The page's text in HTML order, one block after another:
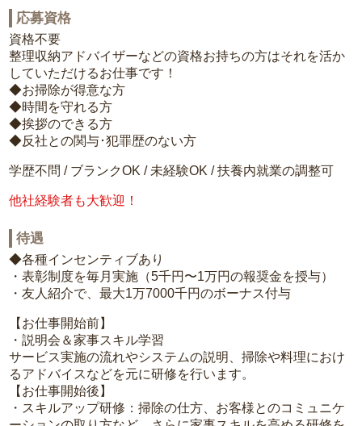
応募資格
資格不要
整理収納アドバイザーなどの資格お持ちの方はそれを活か
していただけるお仕事です！
◆お掃除が得意な方
◆時間を守れる方
◆挨拶のできる方
◆反社との関与･犯罪歴のない方
学歴不問 / ブランクOK / 未経験OK / 扶養内就業の調整可
他社経験者も大歓迎！
待遇
◆各種インセンティブあり
・表彰制度を毎月実施（5千円〜1万円の報奨金を授与）
・友人紹介で、最大1万7000千円のボーナス付与
【お仕事開始前】
・説明会＆家事スキル学習
サービス実施の流れやシステムの説明、掃除や料理におけ
るアドバイスなどを元に研修を行います。
【お仕事開始後】
・スキルアップ研修：掃除の仕方、お客様とのコミュニケ